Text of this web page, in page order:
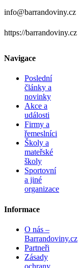
info@barrandoviny.cz
https://barrandoviny.cz
Navigace
Poslední
články a
novinky
Akce a
události
Firmy a
řemeslníci
Školy a
mateřské
školy
Sportovní
a jiné
organizace
Informace
O nás –
Barrandoviny.cz
Partneři
Zásady
ochrany